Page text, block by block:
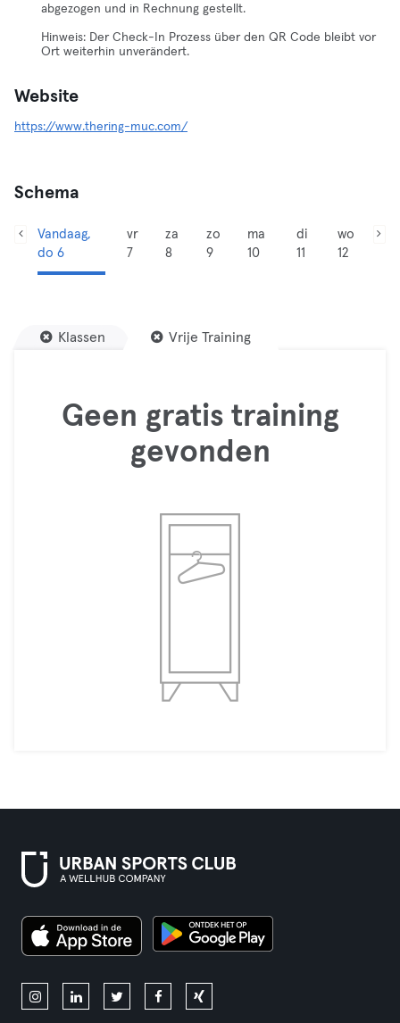
abgezogen und in Rechnung gestellt.
Hinweis: Der Check-In Prozess über den QR Code bleibt vor
Ort weiterhin unverändert.
Website
https://www.thering-muc.com/
Schema
Vandaag,
do 6
vr
7
za
8
zo
9
ma
10
di
11
wo
12
Klassen Vrije Training
Geen gratis training
gevonden